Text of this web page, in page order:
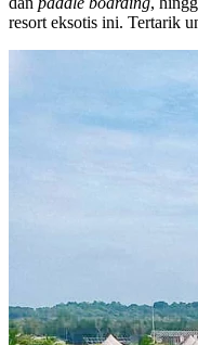
resort eksotis ini. Tertarik